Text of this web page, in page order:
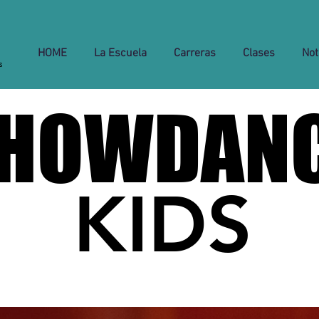
HOME La Escuela Carreras Clases
KIDS
KIDS